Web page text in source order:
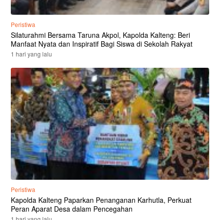
Peristiwa
Silaturahmi Bersama Taruna Akpol, Kapolda Kalteng: Beri
Manfaat Nyata dan Inspiratif Bagi Siswa di Sekolah Rakyat
1 hari yang lalu
Peristiwa
Kapolda Kalteng Paparkan Penanganan Karhutla, Perkuat
Peran Aparat Desa dalam Pencegahan